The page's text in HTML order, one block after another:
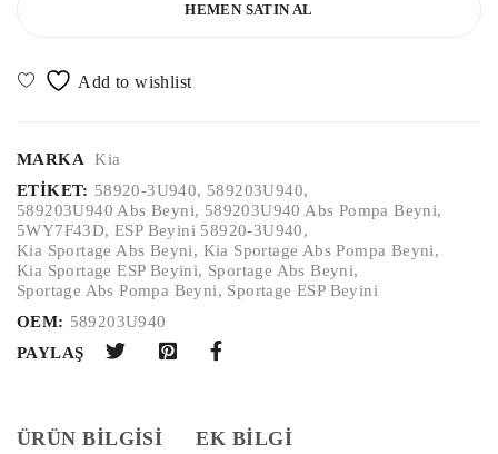
HEMEN SATIN AL
MARKA Kia
ETIKET: 58920-3U940, 589203U940,
589203U940 Abs Beyni, 589203U940 Abs Pompa Beyni,
5WY7F43D,ESP Beyini 58920-3U940,
Kia Sportage Abs Beyni, Kia Sportage Abs Pompa Beyni,
Kia Sportage ESP Beyini, Sportage Abs Beyni,
Sportage Abs Pompa Beyni, Sportage ESP Beyini
OEM: 589203U940
PAYLAŞ
ÜRÜN BILGISI EK BILGI